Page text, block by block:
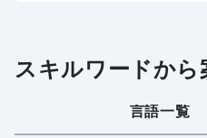
スキルワードから
言語一覧